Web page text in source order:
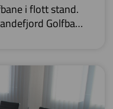
i flott stand.
Golfbane